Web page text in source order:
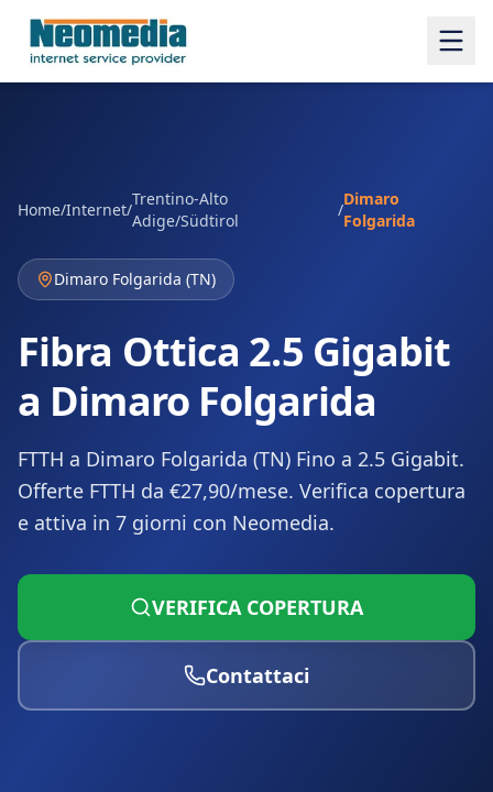
Home/Internet/
Trentino-Alto
Adige/Südtirol
/
Dimaro
Folgarida
Dimaro Folgarida (TN)
Fibra Ottica 2.5 Gigabit
a Dimaro Folgarida
FTTH a Dimaro Folgarida (TN) Fino a 2.5 Gigabit.
Offerte FTTH da €27,90/mese. Verifica copertura
e attiva in 7 giorni con Neomedia.
VERIFICA COPERTURA
Contattaci